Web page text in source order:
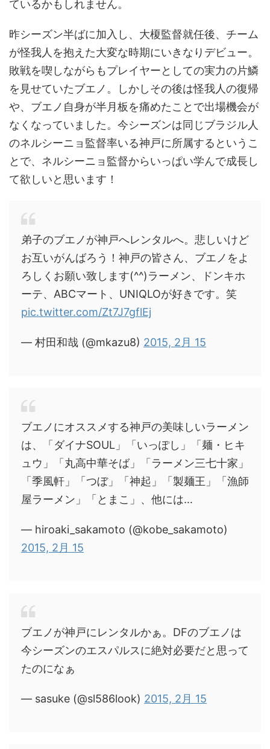
ているかもしれません。
昨シーズン半ばに加入し、大榎監督就任後、チーム
が怪我人を抱えた大変な時期にいきなりデビュー。
敗戦を喫しながらもプレイヤーとしての実力の片鱗
を見せていたブエノ。しかしその後は怪我人の復帰
や、ブエノ自身が半月板を痛めたことで出場機会が
なくなっていました。今シーズンは同じブラジル人
のネルシーニョ監督率いる神戸に所属するというこ
とで、ネルシーニョ監督からいっぱい学んで成長し
て欲しいと思います！
弟子のブエノが神戸へレンタルへ。悲しいけど
お互いがんばろう！神戸の皆さん、ブエノをよ
ろしくお願い致します(^^)ラーメン、ドンキホ
ーテ、ABCマート、UNIQLOが好きです。笑
pic.twitter.com/Zt7J7gflEj
— 村田和哉 (@mkazu8) 2015, 2月 15
ブエノにオススメする神戸の美味しいラーメン
は、「ダイナSOUL」「いっぽし」「麺・ヒキ
ュウ」「丸高中華そば」「ラーメン三七十家」
「季風軒」「つぼ」「神起」「製麺王」「漁師
屋ラーメン」「とまこ」、他には…
— hiroaki_sakamoto (@kobe_sakamoto)
2015, 2月 15
ブエノが神戸にレンタルかぁ。DFのブエノは
今シーズンのエスパルスに絶対必要だと思って
たのになぁ
— sasuke (@sl586look) 2015, 2月 15